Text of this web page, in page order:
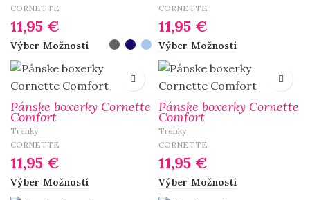
CORNETTE
11,95 €
Výber Možností
CORNETTE
11,95 €
Výber Možností
Pánske boxerky Cornette
Comfort
Trenky
CORNETTE
11,95 €
Výber Možností
Pánske boxerky Cornette
Comfort
Trenky
CORNETTE
11,95 €
Výber Možností